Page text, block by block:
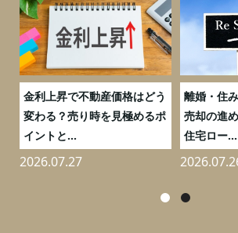
金利上昇で不動産価格はどう
変わる？売り時を見極めるポ
イントと...
2026.07.27
離婚・住
売却の進
住宅ロー...